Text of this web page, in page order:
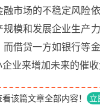
市场的不稳定风险
模和发展企业生产
借贷一方如银行等
业来增加未来的催收
该篇文章全部内容！ 立